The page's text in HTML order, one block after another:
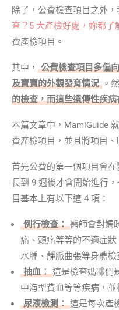
除了，公費檢查項目之外，
查？5 大產檢好處，妳都了
費產檢項目。
其中，
公費檢查項目多偏
及寶寶的外觀發育情況 。
的檢查，而這些遺傳性疾
本篇文章中，MamiGuide
費產檢項目，並且將項目
首先公費的第一個項目會
長到 9 週後才會開始進行
目基本上有以下這 4 項：
例行檢查： 醫師會對媽
痛、頭痛等等的不適症
水腫、靜脈曲張等身體檢
抽血： 這是檢查媽咪們
中海型貧血等等疾病，
尿液檢測： 這是每次產